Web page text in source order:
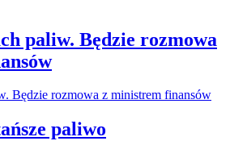
paliw. Będzie rozmowa
paliwo